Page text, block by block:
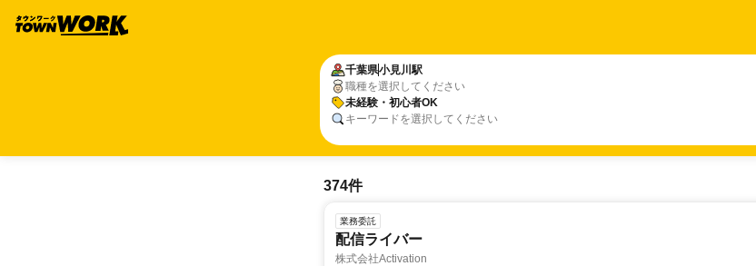
千葉県小見川駅
職種を選択してください
未経験・初心者OK
キーワードを選択してください
374件
業務委託
配信ライバー
株式会社Activation